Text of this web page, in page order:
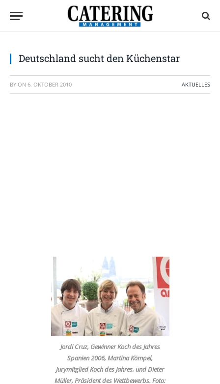
Deutschland sucht den Küchenstar
BY ON 6. OKTOBER 2010 AKTUELLES
Jordi Cruz, Gewinner Koch des Jahres
Spanien 2006, Martina Kömpel,
Jurymitglied Koch des Jahres, und Dieter
Müller, Präsident des Wettbewerbs. Foto: